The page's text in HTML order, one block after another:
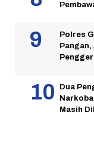
Polres
Dua
Masih